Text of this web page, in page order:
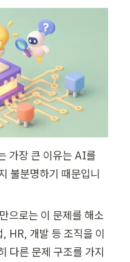
가장 큰 이유는 AI를
불분명하기 때문입니
으로는 이 문제를 해소
HR, 개발 등 조직을 이
다른 문제 구조를 가지